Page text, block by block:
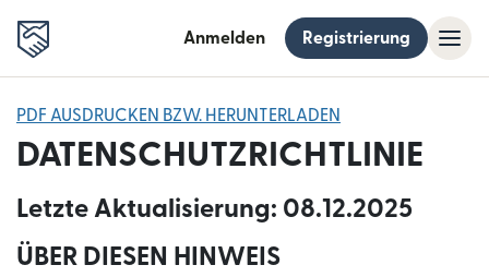
Anmelden Registrierung
PDF AUSDRUCKEN BZW. HERUNTERLADEN
DATENSCHUTZRICHTLINIE
Letzte Aktualisierung: 08.12.2025
ÜBER DIESEN HINWEIS